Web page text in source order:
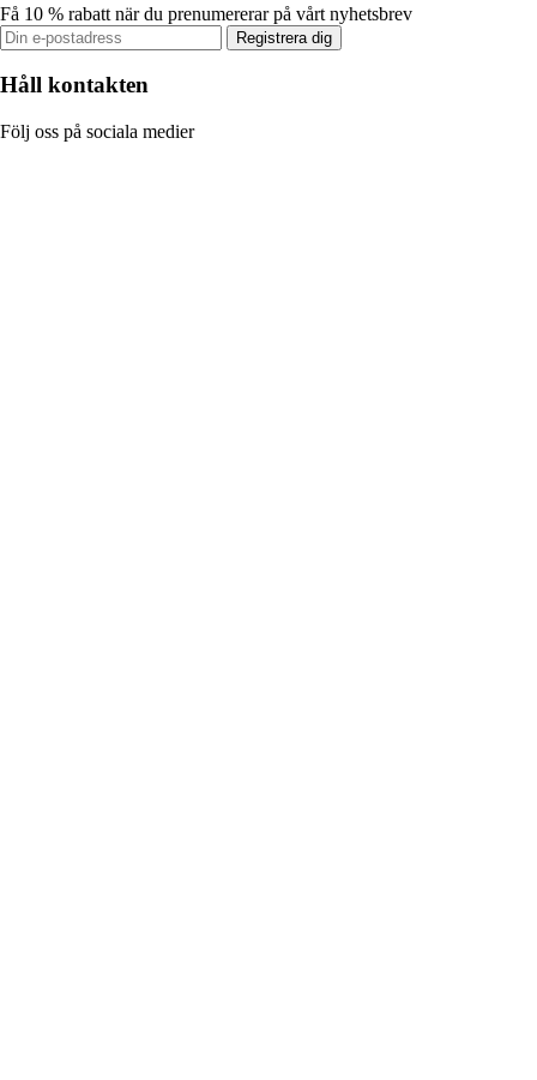
Få 10 % rabatt när du prenumererar på vårt nyhetsbrev
Registrera dig
Håll kontakten
Följ oss på sociala medier